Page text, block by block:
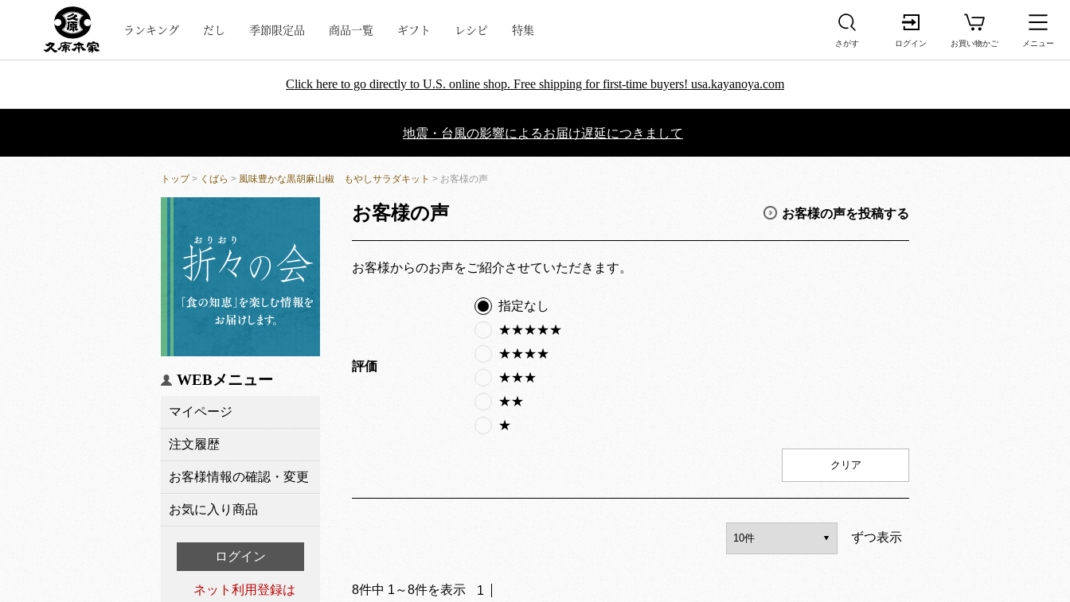
ランキング だし 季節限定品 商品一覧 ギフト レシピ 特集
さがす ログイン お買い物かご メニュー
Click here to go directly to U.S. online shop. Free shipping for first-time buyers! usa.kayanoya.com
地震・台風の影響によるお届け遅延につきまして
トップ> くばら > 風味豊かな黒胡麻山椒 もやしサラダキット > お客様の声
WEBメニュー
マイページ
注文履歴
お客様情報の確認・変更
お気に入り商品
ログイン
ネット利用登録は
お客様の声 お客様の声を投稿する
お客様からのお声をご紹介させていただきます。
評価
指定なし
★★★★★
★★★★
★★★
★★
★
クリア
ずつ表示
8件中 1 ～8件を表示 1